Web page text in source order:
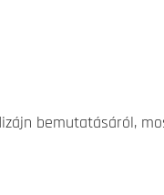
bemutatásáról,